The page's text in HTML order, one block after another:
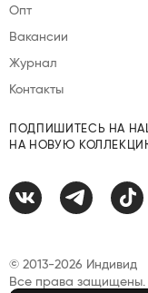
Опт
Вакансии
Журнал
Контакты
ПОДПИШИТЕСЬ НА
НА НОВУЮ
© 2013-2026 Индивид
Все права защищены.